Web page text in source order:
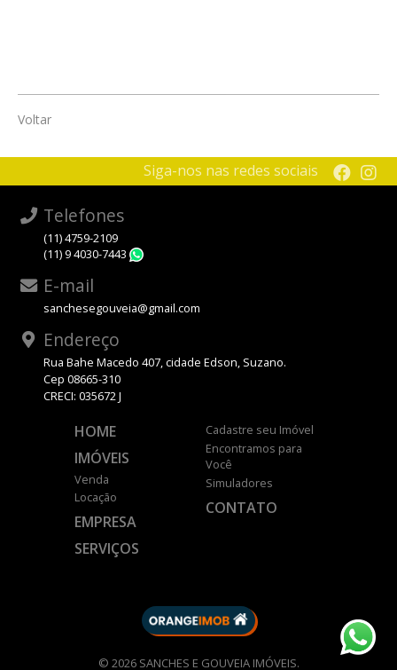
Voltar
Siga-nos nas redes sociais
Telefones
(11) 4759-2109
(11) 9 4030-7443
E-mail
sanchesegouveia@gmail.com
Endereço
Rua Bahe Macedo 407, cidade Edson, Suzano.
Cep 08665-310
CRECI: 035672 J
HOME
IMÓVEIS
Venda
Locação
EMPRESA
SERVIÇOS
Cadastre seu Imóvel
Encontramos para
Você
Simuladores
CONTATO
© 2026 SANCHES E GOUVEIA IMÓVEIS.